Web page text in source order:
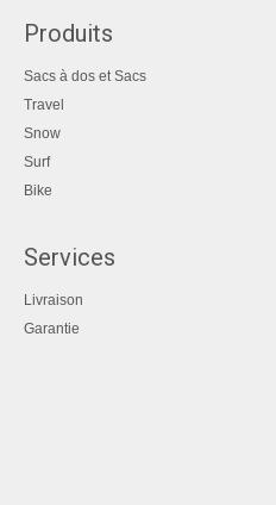
Produits
Sacs à dos et Sacs
Travel
Snow
Surf
Bike
Services
Livraison
Garantie